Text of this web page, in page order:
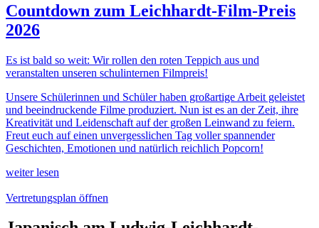
Countdown zum Leichhardt-Film-Preis
2026
Es ist bald so weit: Wir rollen den roten Teppich aus und
veranstalten unseren schulinternen Filmpreis!
Unsere Schülerinnen und Schüler haben großartige Arbeit geleistet
und beeindruckende Filme produziert. Nun ist es an der Zeit, ihre
Kreativität und Leidenschaft auf der großen Leinwand zu feiern.
Freut euch auf einen unvergesslichen Tag voller spannender
Geschichten, Emotionen und natürlich reichlich Popcorn!
weiter lesen
Vertretungsplan öffnen